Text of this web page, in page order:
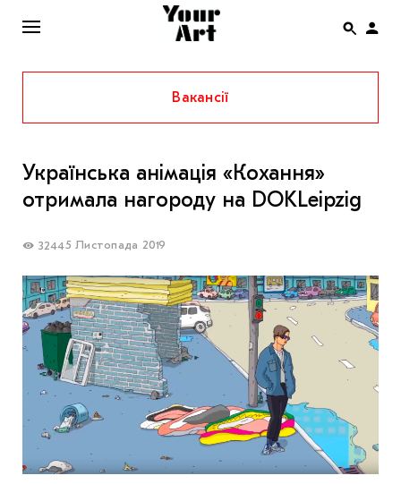
ENG
НОВИНИ
АФІША
ІНТЕРВ’Ю
КОЛОНКИ
СПЕЦПРОЄКТИ
THE UKRAINIAN PAVILION AT VENICE BIENNALE
2022
МАРІУПОЛЬСЬКІ МАРГІНАЛІЇ
ДОСЛІДНИЦЬКА ПЛАТФОРМА
Вакансії
Українська анімація «Кохання»
отримала нагороду на DOKLeipzig
32445 Листопада 2019